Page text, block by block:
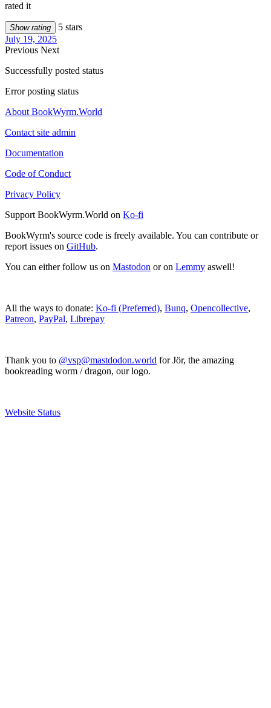
rated it
Show rating
5 stars
July 19, 2025
Previous Next
Successfully posted status
Error posting status
About BookWyrm.World
Contact site admin
Documentation
Code of Conduct
Privacy Policy
Support BookWyrm.World on Ko-fi
BookWyrm's source code is freely available. You can contribute or
report issues on GitHub.
You can either follow us on Mastodon or on Lemmy aswell!
All the ways to donate: Ko-fi (Preferred), Bunq, Opencollective,
Patreon, PayPal, Librepay
Thank you to @vsp@mastdodon.world for Jör, the amazing
bookreading worm / dragon, our logo.
Website Status